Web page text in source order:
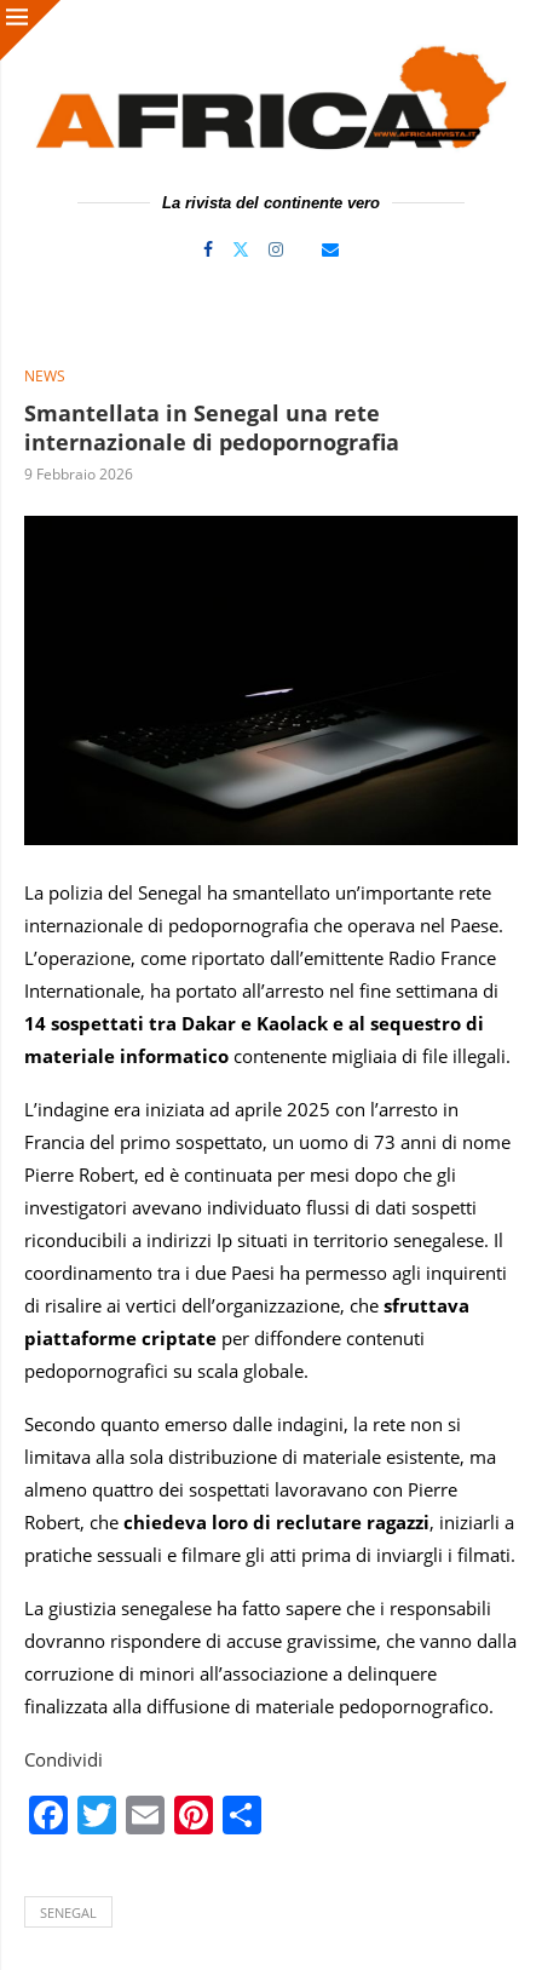
La rivista del continente vero
NEWS
Smantellata in Senegal una rete
internazionale di pedopornografia
9 Febbraio 2026
La polizia del Senegal ha smantellato un’importante rete
internazionale di pedopornografia che operava nel Paese.
L’operazione, come riportato dall’emittente Radio France
Internationale, ha portato all’arresto nel fine settimana di
14 sospettati tra Dakar e Kaolack e al sequestro di
materiale informatico contenente migliaia di file illegali.
L’indagine era iniziata ad aprile 2025 con l’arresto in
Francia del primo sospettato, un uomo di 73 anni di nome
Pierre Robert, ed è continuata per mesi dopo che gli
investigatori avevano individuato flussi di dati sospetti
riconducibili a indirizzi Ip situati in territorio senegalese. Il
coordinamento tra i due Paesi ha permesso agli inquirenti
di risalire ai vertici dell’organizzazione, che sfruttava
piattaforme criptate per diffondere contenuti
pedopornografici su scala globale.
Secondo quanto emerso dalle indagini, la rete non si
limitava alla sola distribuzione di materiale esistente, ma
almeno quattro dei sospettati lavoravano con Pierre
Robert, che chiedeva loro di reclutare ragazzi, iniziarli a
pratiche sessuali e filmare gli atti prima di inviargli i filmati.
La giustizia senegalese ha fatto sapere che i responsabili
dovranno rispondere di accuse gravissime, che vanno dalla
corruzione di minori all’associazione a delinquere
finalizzata alla diffusione di materiale pedopornografico.
Condividi
Facebook
Twitter
EmailPinterest
SENEGAL